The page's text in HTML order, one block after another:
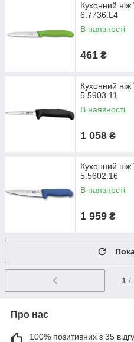
Кухонний
6.7736.L4
В наявності
461 ₴
Кухонний
5.5903.11
В наявності
1 058 ₴
Кухонний
5.5602.16
В наявності
1 959 ₴
1 /
Про нас
100% позитивних з 35